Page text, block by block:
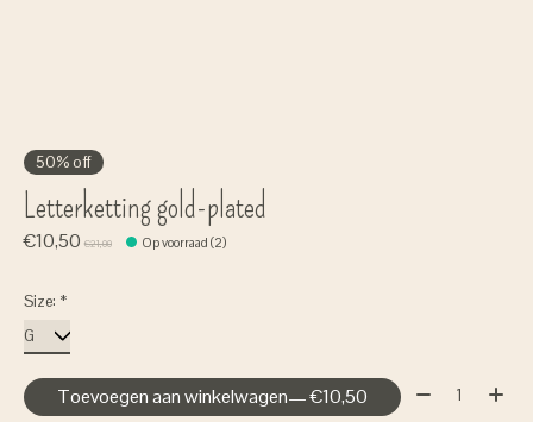
50% off
Letterketting gold-plated
€10,50 €21,00 Op voorraad (2)
Size: *
Toevoegen aan winkelwagen — €10,50 Aantal: